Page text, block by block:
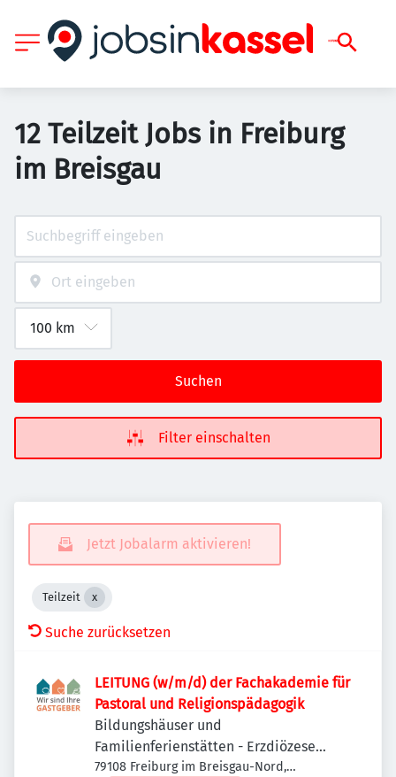
12 Teilzeit Jobs in Freiburg
im Breisgau
Suchen
Filter einschalten
Jetzt Jobalarm aktivieren!
Teilzeit
Suche zurücksetzen
LEITUNG (w/m/d) der Fachakademie für
Pastoral und Religionspädagogik
Bildungshäuser und
Familienferienstätten - Erzdiözese
Freiburg
79108 Freiburg im Breisgau-Nord,